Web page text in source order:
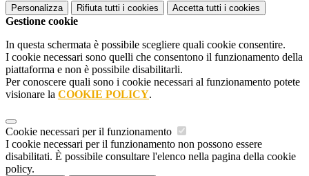
Personalizza Rifiuta tutti i cookies Accetta tutti i cookies
Gestione cookie
In questa schermata è possibile scegliere quali cookie consentire.
I cookie necessari sono quelli che consentono il funzionamento della
piattaforma e non è possibile disabilitarli.
Per conoscere quali sono i cookie necessari al funzionamento potete
visionare la COOKIE POLICY.
Cookie necessari per il funzionamento
I cookie necessari per il funzionamento non possono essere
disabilitati. È possibile consultare l'elenco nella pagina della cookie
policy.